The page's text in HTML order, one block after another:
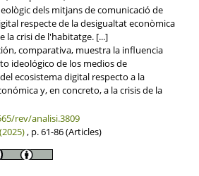
dels mitjans de comunicació de
respecte de la desigualtat econòmica
la crisi de l'habitatge. [...]
comparativa, muestra la influencia
ideológico de los medios de
ecosistema digital respecto a la
y, en concreto, a la crisis de la
rev/analisi.3809
, p. 61-86 (Articles)